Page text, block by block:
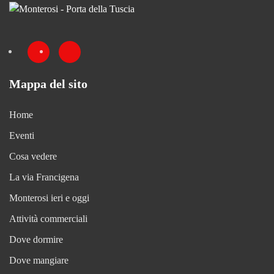
Mappa del sito
Home
Eventi
Cosa vedere
La via Francigena
Monterosi ieri e oggi
Attività commerciali
Dove dormire
Dove mangiare